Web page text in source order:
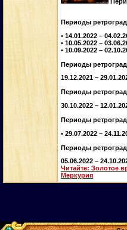
Периоды
• 14.01.2022 –
• 10.05.2022 –
• 10.09.2022 –
Периоды
19.12.2021 –
Периоды
30.10.2022 –
Периоды
• 29.07.2022 –
Периоды
05.06.2022 –
Читайте: Золотое
Меркурия